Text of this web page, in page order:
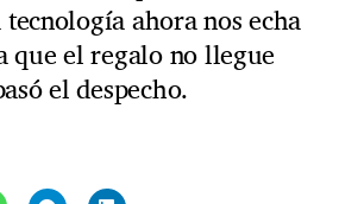
ahora nos echa
que el regalo no llegue
el despecho.